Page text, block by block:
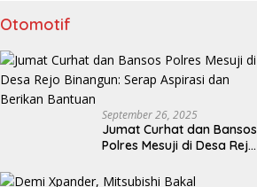
Otomotif
September 26, 2025
Jumat Curhat dan Bansos
Polres Mesuji di Desa Rejo
dan Berikan Bantuan